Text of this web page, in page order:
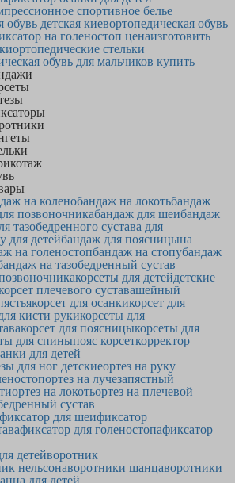
спортивное белье
обувь детская киевортопедическая обувь
на голеностоп ценаизготовить
ортопедические стельки
обувь для мальчиков купить
на коленобандаж на локотьбандаж
позвоночникабандаж для шеибандаж
тазобедренного сустава для
для детейбандаж для поясницына
на голеностопбандаж на стопубандаж
на тазобедренный сустав
корсеты для детейдетские
плечевого суставашейный
корсет для осанкикорсет для
кисти рукикорсеты для
корсет для поясницыкорсеты для
для спиныпояс корсеткорректор
для детей
для ног детскиеортез на руку
ортез на лучезапястный
ортез на локотьортез на плечевой
сустав
фиксатор для шеификсатор
фиксатор для голеностопафиксатор
детейворотник
нельсонаворотники шанцаворотники
для детей